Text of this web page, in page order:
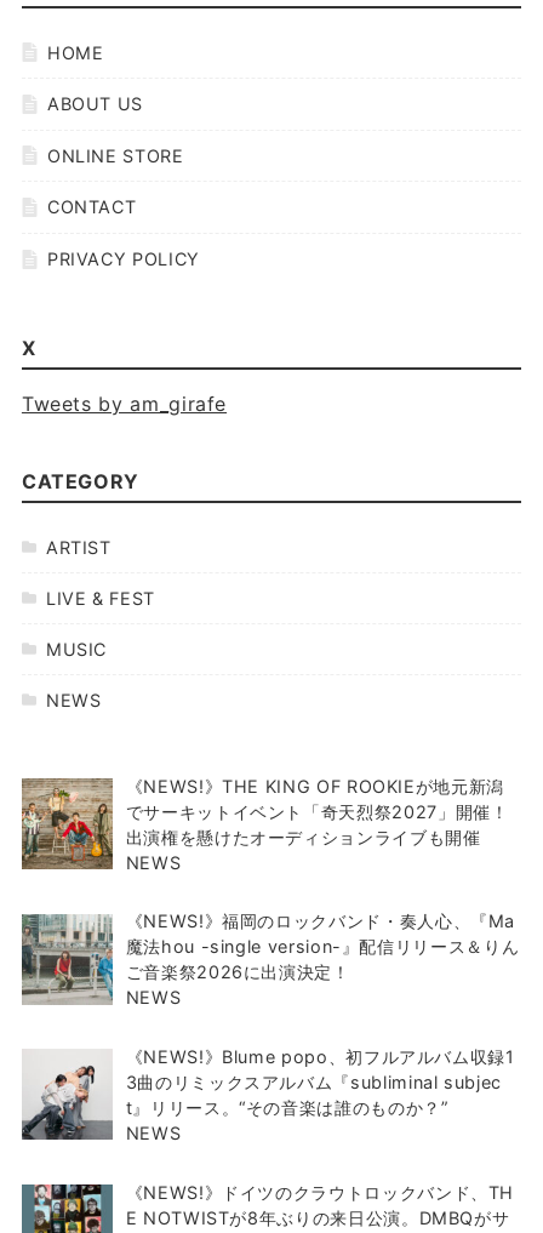
HOME
ABOUT US
ONLINE STORE
CONTACT
PRIVACY POLICY
X
Tweets by am_girafe
CATEGORY
ARTIST
LIVE & FEST
MUSIC
NEWS
《NEWS!》THE KING OF ROOKIEが地元新潟
でサーキットイベント「奇天烈祭2027」開催！
出演権を懸けたオーディションライブも開催
NEWS
《NEWS!》福岡のロックバンド・奏人心、『Ma
魔法hou -single version-』配信リリース＆りん
ご音楽祭2026に出演決定！
NEWS
《NEWS!》Blume popo、初フルアルバム収録1
3曲のリミックスアルバム『subliminal subjec
t』リリース。“その音楽は誰のものか？”
NEWS
《NEWS!》ドイツのクラウトロックバンド、TH
E NOTWISTが8年ぶりの来日公演。DMBQがサ